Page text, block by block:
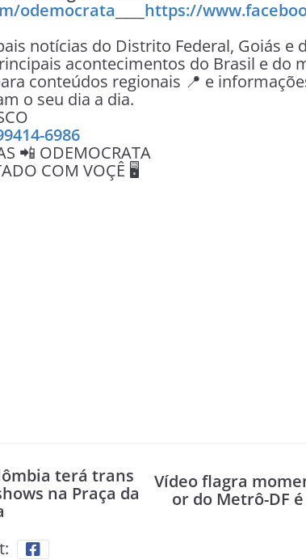
odemocrata
https://
notícias do Distrito Federal, Goiás e
acontecimentos do Brasil e do
conteúdos regionais 📍 e
o seu dia a dia.
6986
📲 ODEMOCRATA
COM VOÇÊ 🖥️
terá trans
na Praça da
Vídeo flagra
or do Metrô-DF